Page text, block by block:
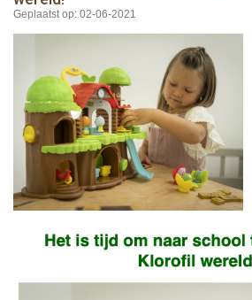
Geplaatst op: 02-06-2021